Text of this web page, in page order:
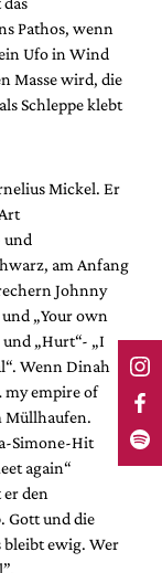
Pathos, wenn
Ufo in Wind
Masse wird, die
Schleppe klebt
Mickel. Er
und
am Anfang
Johnny
„Your own
„Hurt“- „I
Wenn Dinah
my empire of
Müllhaufen.
Simone-Hit
again“
den
Gott und die
bleibt ewig. Wer